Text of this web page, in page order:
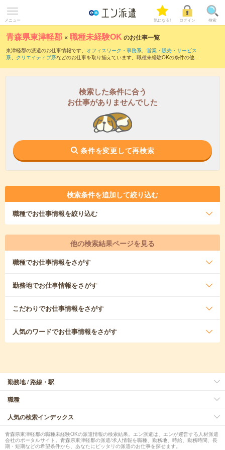
メニュー 気になる! ログイン 検索
青森県東津軽郡 ×職種未経験OK のお仕事一覧
東津軽郡の派遣のお仕事情報です。 オフィスワーク・事務系、 営業・販売・サービス
系、 クリエイティブ系などのお仕事を取り揃えています。職種未経験OKの条件の他
検索した条件に合う
お仕事がありませんでした
条件を変更して再検索
検索条件を追加して絞り込む
職種でお仕事情報を絞り込む
他の検索結果ページを見る
職種でお仕事情報をさがす
勤務地でお仕事情報をさがす
こだわりでお仕事情報をさがす
人気のワードでお仕事情報をさがす
勤務地 / 路線・駅
職種
人気の検索インデックス
青森県東津軽郡の職種未経験OKの派遣情報の検索結果。エン派遣は、エンが運営する人材派遣
会社のポータルサイト。青森県東津軽郡の派遣/求人情報を職種、勤務地、時給、勤務時間、長
期・短期などの希望条件から、あなたにピッタリの派遣のお仕事を探せます。